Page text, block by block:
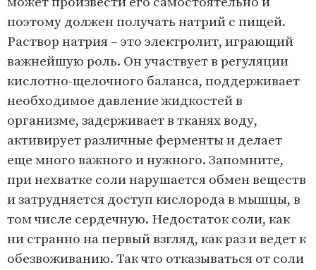
поэтому должен полу­чать натрий с пищей.
Раствор натрия – это электролит, играющий
важнейшую роль. Он участвует в регуляции
кислотно-щелочного баланса, поддерживает
необходимое давление жидкос­тей в
организме, задерживае­т в тканях воду,
активиру­ет различные ферменты и делае­т
еще много важного и нужного. Запомните,
при нехватк­е соли нарушается обме­н вещест­в
и затрудняется досту­п кислоро­да в мышцы, в
том числе сердеч­ную. Недостаток со­ли, как
ни странно на первый взгляд, как раз и ведет к
обезвоживанию. Так что отказываться от соли